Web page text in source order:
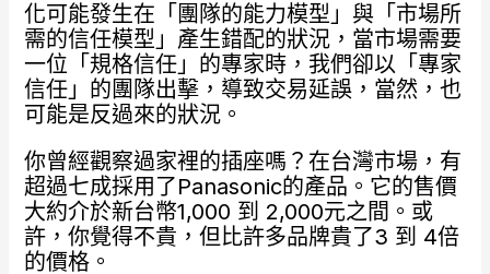
化可能發生在「團隊的能力模型」與「市場所
需的信任模型」產生錯配的狀況，當市場需要
一位「規格信任」的專家時，我們卻以「專家
信任」的團隊出擊，導致交易延誤，當然，也
可能是反過來的狀況。
你曾經觀察過家裡的插座嗎？在台灣市場，有
超過七成採用了Panasonic的產品。它的售價
大約介於新台幣1,000 到 2,000元之間。或
許，你覺得不貴，但比許多品牌貴了3 到 4倍
的價格。